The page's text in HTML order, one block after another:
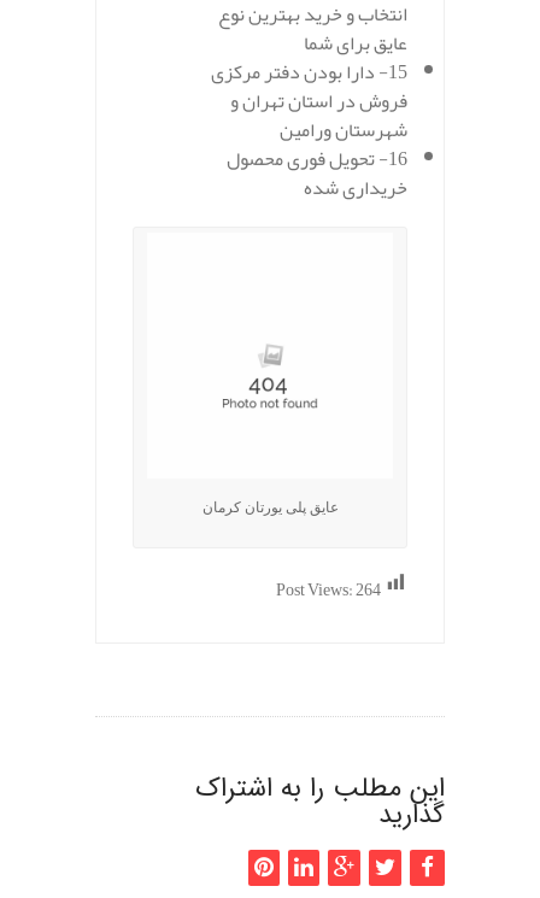
انتخاب و خرید بهترین نوع
عایق برای شما
15- دارا بودن دفتر مرکزی
فروش در استان تهران و
شهرستان ورامین
16- تحویل فوری محصول
خریداری شده
عایق پلی یورتان کرمان
Post Views:264
این مطلب را به اشتراک
گذارید